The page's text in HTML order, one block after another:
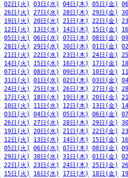
02日(火) 03日(水) 04日(木) 05日(金)
26日(火) 27日(水) 28日(木) 29日(金)
19日(火) 20日(水) 21日(木) 22日(金)
12日(火) 13日(水) 14日(木) 15日(金)
05日(火) 06日(水) 07日(木) 08日(金)
28日(火) 29日(水) 30日(木) 01日(金)
21日(火) 22日(水) 23日(木) 24日(金)
14日(火) 15日(水) 16日(木) 17日(金)
07日(火) 08日(水) 09日(木) 10日(金)
31日(火) 01日(水) 02日(木) 03日(金)
24日(火) 25日(水) 26日(木) 27日(金)
17日(火) 18日(水) 19日(木) 20日(金)
10日(火) 11日(水) 12日(木) 13日(金)
03日(火) 04日(水) 05日(木) 06日(金)
26日(火) 27日(水) 28日(木) 29日(金)
19日(火) 20日(水) 21日(木) 22日(金)
12日(火) 13日(水) 14日(木) 15日(金)
05日(火) 06日(水) 07日(木) 08日(金)
29日(火) 30日(水) 31日(木) 01日(金)
22日(火) 23日(水) 24日(木) 25日(金)
15日(火) 16日(水) 17日(木) 18日(金)